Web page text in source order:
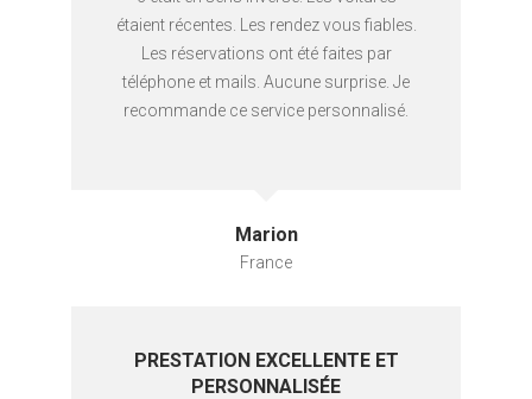
étaient récentes. Les rendez vous fiables.
Les réservations ont été faites par
téléphone et mails. Aucune surprise. Je
recommande ce service personnalisé.
Marion
France
PRESTATION EXCELLENTE ET
PERSONNALISÉE